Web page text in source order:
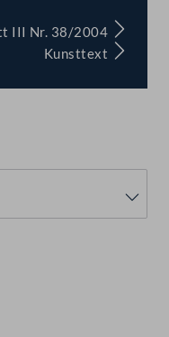
III Nr. 38/2004
Kunsttext